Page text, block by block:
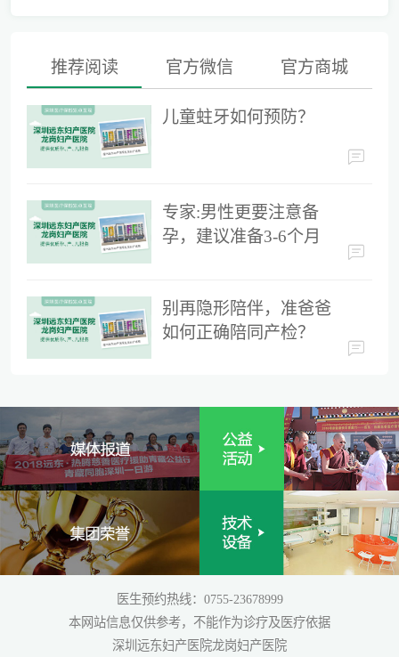
儿童蛀牙如何预防？
专家:男性更要注意备孕，建议准备3-6个月时间
推荐阅读 官方微信 官方商城
儿童蛀牙如何预防？
专家:男性更要注意备
孕，建议准备3-6个月
别再隐形陪伴，准爸爸
如何正确陪同产检？
医生预约热线：0755-23678999
本网站信息仅供参考，不能作为诊疗及医疗依据
深圳远东妇产医院龙岗妇产医院